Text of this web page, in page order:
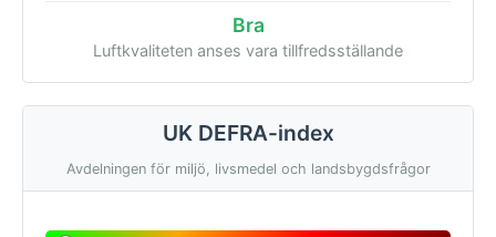
Bra
Luftkvaliteten anses vara tillfredsställande
UK DEFRA-index
Avdelningen för miljö, livsmedel och landsbygdsfrågor